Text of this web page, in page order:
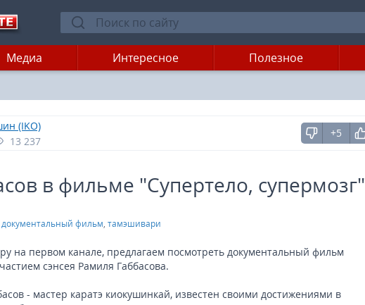
Медиа Интересное Полезное
(IKO)
13 237
+5
в фильме "Супертело, супермозг"
документальный фильм, тамэшивари
на первом канале, предлагаем посмотреть документальный фильм
сэнсея Рамиля Габбасова.
- мастер каратэ киокушинкай, известен своими достижениями в